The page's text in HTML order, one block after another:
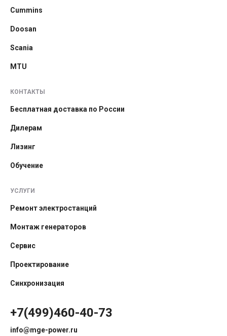
Cummins
Doosan
Scania
MTU
КОНТАКТЫ
Бесплатная доставка по России
Дилерам
Лизинг
Обучение
УСЛУГИ
Ремонт электростанций
Монтаж генераторов
Сервис
Проектирование
Синхронизация
+7(499)460-40-73
info@mge-power.ru